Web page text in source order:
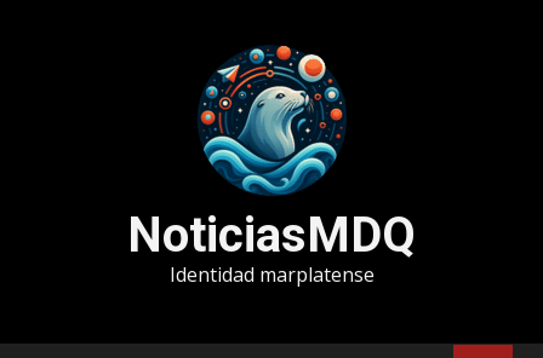
NoticiasMDQ
Identidad marplatense